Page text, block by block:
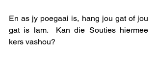
En as jy poegaai is, hang jou gat of jou
gat is lam.  Kan die Souties hiermee
kers vashou?